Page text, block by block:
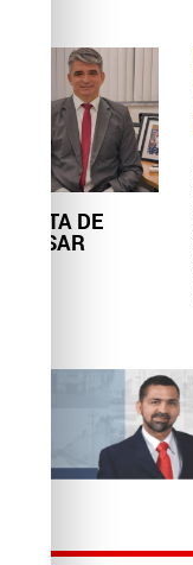
NOTA DE
PESAR